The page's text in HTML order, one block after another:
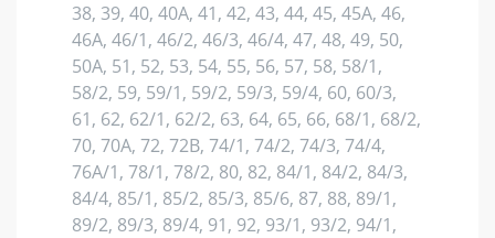
38, 39, 40, 40А, 41, 42, 43, 44, 45, 45А, 46,
46А, 46/1, 46/2, 46/3, 46/4, 47, 48, 49, 50,
50А, 51, 52, 53, 54, 55, 56, 57, 58, 58/1,
58/2, 59, 59/1, 59/2, 59/3, 59/4, 60, 60/3,
61, 62, 62/1, 62/2, 63, 64, 65, 66, 68/1, 68/2,
70, 70А, 72, 72В, 74/1, 74/2, 74/3, 74/4,
76А/1, 78/1, 78/2, 80, 82, 84/1, 84/2, 84/3,
84/4, 85/1, 85/2, 85/3, 85/6, 87, 88, 89/1,
89/2, 89/3, 89/4, 91, 92, 93/1, 93/2, 94/1,